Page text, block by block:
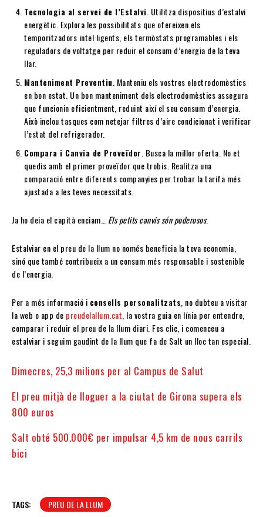
Tecnologia al servei de l’Estalvi . Utilitza dispositius d’estalvi
energètic. Explora les possibilitats que ofereixen els
temporitzadors intel·ligents, els termòstats programables i els
reguladors de voltatge per reduir el consum d’energia de la teva
llar.
Manteniment Preventiu . Manteniu els vostres electrodomèstics
en bon estat. Un bon manteniment dels electrodomèstics assegura
que funcionin eficientment, reduint així el seu consum d’energia.
Això inclou tasques com netejar filtres d’aire condicionat i verificar
l’estat del refrigerador.
Compara i Canvia de Proveïdor . Busca la millor oferta. No et
quedis amb el primer proveïdor que trobis. Realitza una
comparació entre diferents companyies per trobar la tarifa més
ajustada a les teves necessitats.
Ja ho deia el capità enciam… Els petits canvis són poderosos.
Estalviar en el preu de la llum no només beneficia la teva economia,
sinó que també contribueix a un consum més responsable i sostenible
de l’energia.
Per a més informació i consells personalitzats , no dubteu a visitar
la web o app de preudelallum.cat , la vostra guia en línia per entendre,
comparar i reduir el preu de la llum diari. Fes clic, i comenceu a
estalviar i seguim gaudint de la llum que fa de Salt un lloc tan especial.
Dimecres, 25,3 milions per al Campus de Salut
El preu mitjà de lloguer a la ciutat de Girona supera els
800 euros
Salt obté 500.000€ per impulsar 4,5 km de nous carrils
bici
TAGS: PREU DE LA LLUM